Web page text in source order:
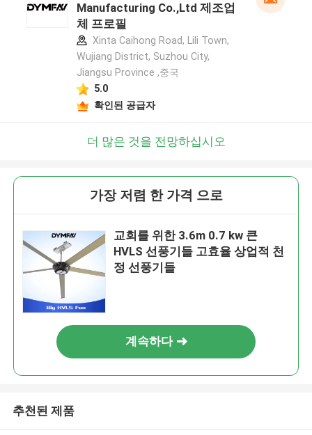
Manufacturing Co.,Ltd 제조업
체 프로필
Xinta Caihong Road, Lili Town,
Wujiang District, Suzhou City,
Jiangsu Province ,중국
5.0
확인된 공급자
더 많은 것을 전망하십시오
가장 저렴 한 가격 으로
교회를 위한 3.6m 0.7 kw 큰
HVLS 선풍기들 고효율 상업적 천
정 선풍기들
계속하다
추천된 제품